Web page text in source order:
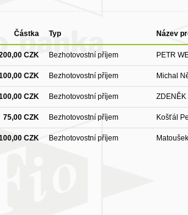
Částka Typ Název
CZK Bezhotovostní příjem PETR
CZK Bezhotovostní příjem Michal
CZK Bezhotovostní příjem
75,00 CZK Bezhotovostní příjem Košťál
CZK Bezhotovostní příjem